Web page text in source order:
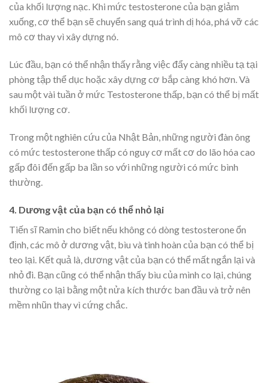
của khối lượng nạc. Khi mức testosterone của bạn giảm
xuống, cơ thể bạn sẽ chuyển sang quá trình dị hóa, phá vỡ các
mô cơ thay vì xây dựng nó.
Lúc đầu, bạn có thể nhận thấy rằng việc đẩy càng nhiều tạ tại
phòng tập thể dục hoặc xây dựng cơ bắp càng khó hơn. Và
sau một vài tuần ở mức Testosterone thấp, bạn có thể bị mất
khối lượng cơ.
Trong một nghiên cứu của Nhật Bản, những người đàn ông
có mức testosterone thấp có nguy cơ mất cơ do lão hóa cao
gấp đôi đến gấp ba lần so với những người có mức bình
thường.
4. Dương vật của bạn có thể nhỏ lại
Tiến sĩ Ramin cho biết nếu không có dòng testosterone ổn
định, các mô ở dương vật, bìu và tinh hoàn của bạn có thể bị
teo lại. Kết quả là, dương vật của bạn có thể mất ngắn lại và
nhỏ đi. Bạn cũng có thể nhận thấy bìu của mình co lại, chúng
thường co lại bằng một nửa kích thước ban đầu và trở nên
mềm nhũn thay vì cứng chắc.